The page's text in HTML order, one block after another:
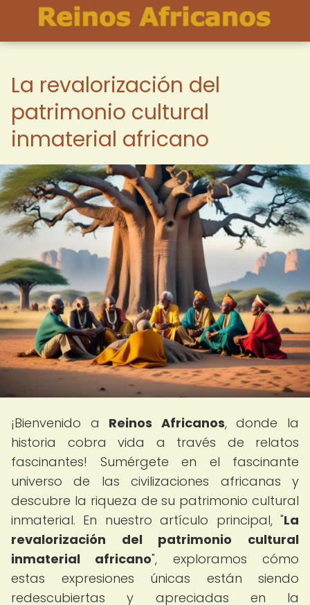
La revalorización del
patrimonio cultural
inmaterial africano
¡Bienvenido a Reinos Africanos, donde la
historia cobra vida a través de relatos
fascinantes! Sumérgete en el fascinante
universo de las civilizaciones africanas y
descubre la riqueza de su patrimonio cultural
inmaterial. En nuestro artículo principal, "La
revalorización del patrimonio cultural
inmaterial africano", exploramos cómo
estas expresiones únicas están siendo
redescubiertas y apreciadas en la